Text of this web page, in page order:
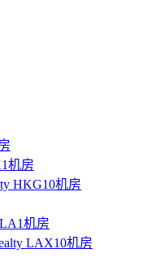
机房
HKG10机房
机房
LAX10机房